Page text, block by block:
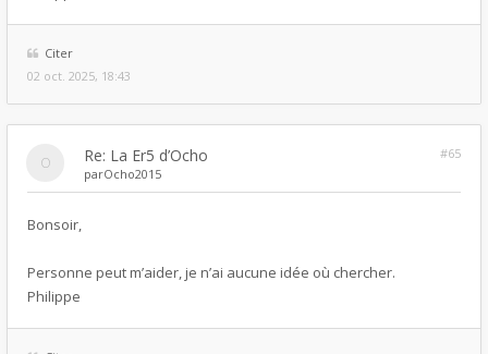
Citer
02 oct. 2025, 18:43
Re: La Er5 d’Ocho
#65
parOcho2015
Bonsoir,
Personne peut m’aider, je n’ai aucune idée où chercher.
Philippe